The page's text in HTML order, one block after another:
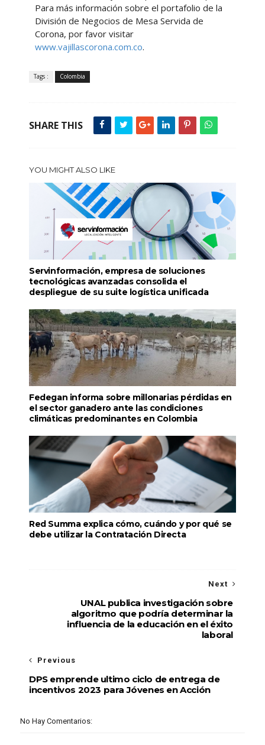
Para más información sobre el portafolio de la
División de Negocios de Mesa Servida de
Corona, por favor visitar
www.vajillascorona.com.co.
Tags : Colombia
SHARE THIS
YOU MIGHT ALSO LIKE
Servinformación, empresa de soluciones
tecnológicas avanzadas consolida el
despliegue de su suite logística unificada
Fedegan informa sobre millonarias pérdidas en
el sector ganadero ante las condiciones
climáticas predominantes en Colombia
Red Summa explica cómo, cuándo y por qué se
debe utilizar la Contratación Directa
Next
UNAL publica investigación sobre
algoritmo que podría determinar la
influencia de la educación en el éxito
laboral
Previous
DPS emprende ultimo ciclo de entrega de
incentivos 2023 para Jóvenes en Acción
No Hay Comentarios: